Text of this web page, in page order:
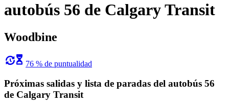
autobús 56 de Calgary Transit
Woodbine
76 % de puntualidad
Próximas salidas y lista de paradas del autobús 56
de Calgary Transit